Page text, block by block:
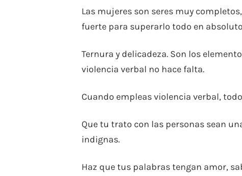
Las mujeres son seres muy
fuerte para superarlo todo en
Ternura y delicadeza. Son los
violencia verbal no hace falta.
Cuando empleas violencia verbal,
Que tu trato con las personas sean
indignas.
Haz que tus palabras tengan amor,